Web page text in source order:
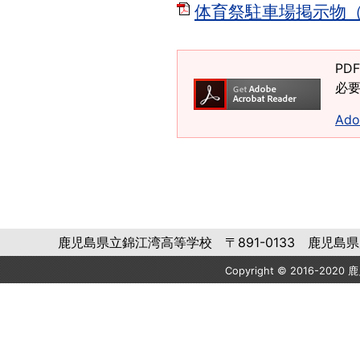
体育祭駐車場掲示物
必
鹿児島県立錦江湾高等学校 〒891-0133 鹿児島
Copyright © 2016-2020 鹿